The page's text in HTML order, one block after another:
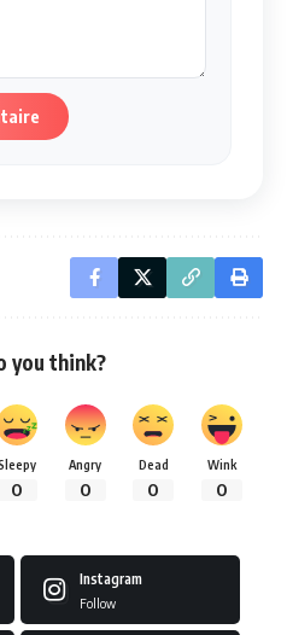
you think?
0
Angry
0
Dead
0
Wink
0
Instagram
Follow